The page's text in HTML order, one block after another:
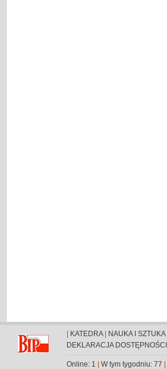
KATEDRA| NAUKA I SZTUKA|
DEKLARACJA DOSTĘPNOŚCI
Online: 1 W tym tygodniu: 77